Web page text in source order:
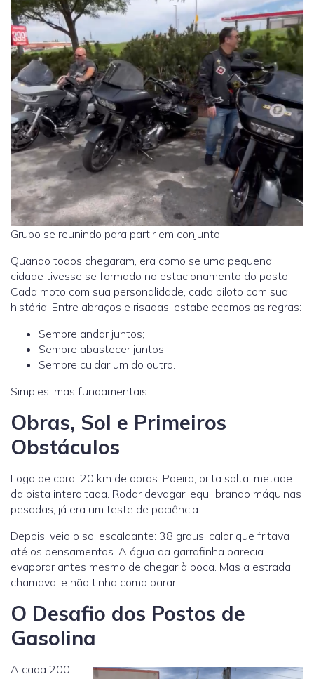
Grupo se reunindo para partir em conjunto
Quando todos chegaram, era como se uma pequena
cidade tivesse se formado no estacionamento do posto.
Cada moto com sua personalidade, cada piloto com sua
história. Entre abraços e risadas, estabelecemos as regras:
Sempre andar juntos;
Sempre abastecer juntos;
Sempre cuidar um do outro.
Simples, mas fundamentais.
Obras, Sol e Primeiros
Obstáculos
Logo de cara, 20 km de obras. Poeira, brita solta, metade
da pista interditada. Rodar devagar, equilibrando máquinas
pesadas, já era um teste de paciência.
Depois, veio o sol escaldante: 38 graus, calor que fritava
até os pensamentos. A água da garrafinha parecia
evaporar antes mesmo de chegar à boca. Mas a estrada
chamava, e não tinha como parar.
O Desafio dos Postos de
Gasolina
A cada 200